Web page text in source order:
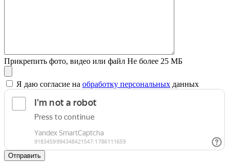
Прикрепить фото, видео или файл Не более 25 МБ
Я даю согласие на обработку персональных данных
Отправить